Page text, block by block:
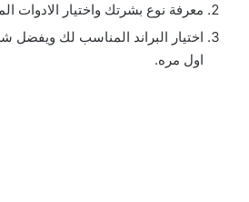
معرفة نوع بشرتك واختيار الادوات
اختيار البراند المناسب لك ويفضل
اول مره.